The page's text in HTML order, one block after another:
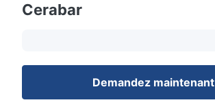
Cerabar
Demandez maintenant